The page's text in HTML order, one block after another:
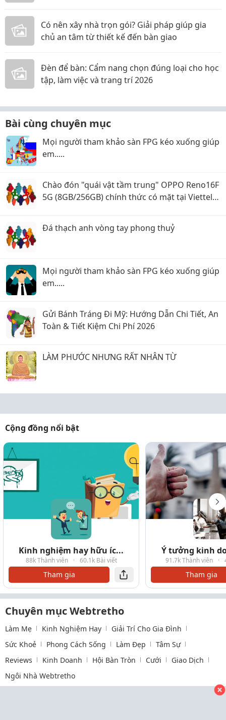
Có nên xây nhà trọn gói? Giải pháp giúp gia
chủ an tâm từ thiết kế đến bàn giao
Đèn để bàn: Cẩm nang chọn đúng loại cho học
tập, làm việc và trang trí 2026
Bài cùng chuyên mục
Mọi người tham khảo sàn FPG kéo xuống giúp
em.....
Chào đón "quái vật tầm trung" OPPO Reno16F
5G (8GB/256GB) chính thức có mặt tại Viettel
Đá thạch anh vòng tay phong thuỷ
Mọi người tham khảo sàn FPG kéo xuống giúp
em.....
Gửi Bánh Tráng Đi Mỹ: Hướng Dẫn Chi Tiết, An
Toàn & Tiết Kiệm Chi Phí 2026
LÀM PHƯỚC NHƯNG RẤT NHÂN TỪ
Cộng đồng nổi bật
Kinh nghiệm hay hữu íc...
88k Thành viên · 60.1k Bài viết
Tham gia
Ý tưởng kinh
91.7k Thành viên ·
Tham gia
Chuyên mục Webtretho
Làm Mẹ Kinh Nghiệm Hay
Giải Trí Cho Gia Đình
Sức Khoẻ
Phong Cách Sống Làm Đẹp
Tâm Sự
Reviews
Kinh Doanh Hội Bàn Tròn Cưới
Giao Dịch
Ngôi Nhà Webtretho